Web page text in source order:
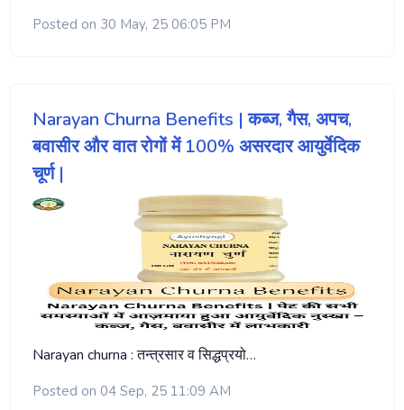
Posted on 30 May, 25 06:05 PM
Narayan Churna Benefits | कब्ज, गैस, अपच,
बवासीर और वात रोगों में 100% असरदार आयुर्वेदिक
चूर्ण |
Narayan churna : तन्त्रसार व सिद्धप्रयो…
Posted on 04 Sep, 25 11:09 AM